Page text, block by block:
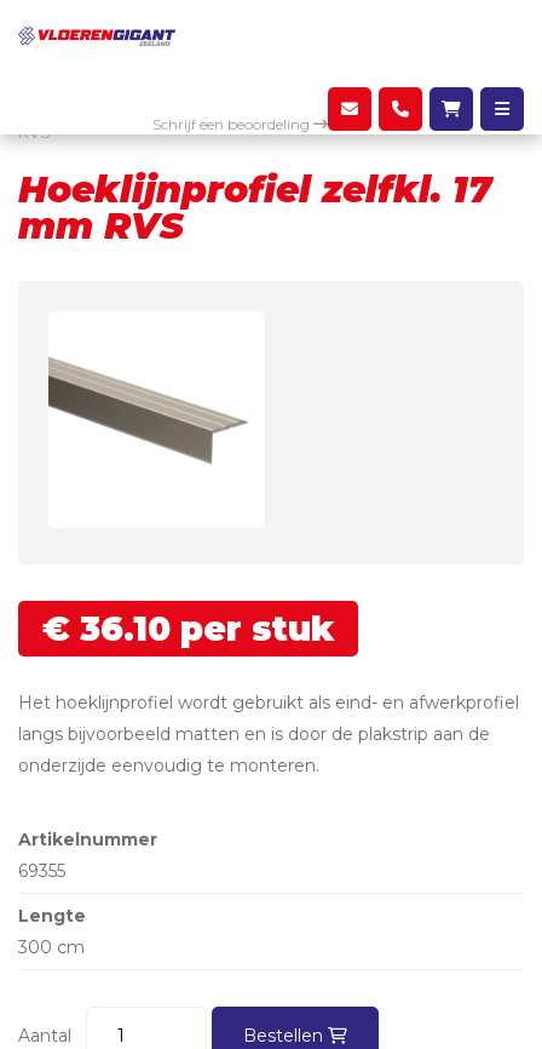
Schrijf een beoordeling
Hoeklijnprofiel zelfkl. 17 mm
RVS
Hoeklijnprofiel zelfkl. 17
mm RVS
€ 36.10 per stuk
Het hoeklijnprofiel wordt gebruikt als eind- en afwerkprofiel
langs bijvoorbeeld matten en is door de plakstrip aan de
onderzijde eenvoudig te monteren.
Artikelnummer
69355
Lengte
300 cm
Aantal Bestellen